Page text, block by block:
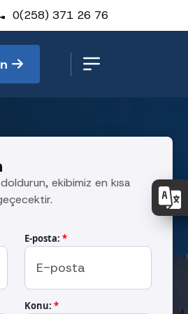
0(258) 371 26 76
ekibimiz en kısa
E-posta: *
Konu: *